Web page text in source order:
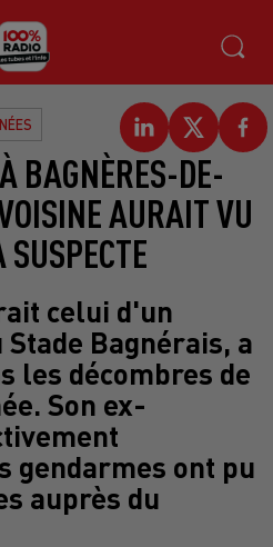
BAGNÈRES-DE-
AURAIT VU
celui d'un
Bagnérais, a
les décombres de
Son ex-
gendarmes ont pu
auprès du